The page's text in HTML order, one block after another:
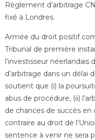
Règlement d’arbitrage
fixé à Londres.
Armée du droit positif
Tribunal de première
l’investisseur
d’arbitrage dans un délai
soutient que (i) la
abus de procédure, (ii)
de chances de succès
contraire au droit de
sentence à venir ne sera